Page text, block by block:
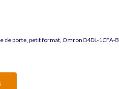
porte, petit format, Omron D4DL-1CFA-B